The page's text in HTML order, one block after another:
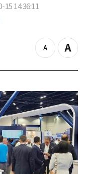
15 14:36:11
z
o
o
u
t
Z
o
i
n